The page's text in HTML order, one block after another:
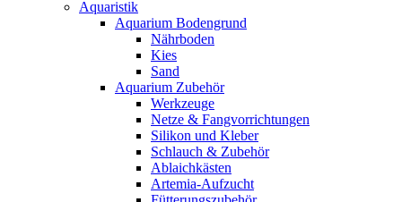
Aquaristik
Aquarium Bodengrund
Nährboden
Kies
Sand
Aquarium Zubehör
Werkzeuge
Netze & Fangvorrichtungen
Silikon und Kleber
Schlauch & Zubehör
Ablaichkästen
Artemia-Aufzucht